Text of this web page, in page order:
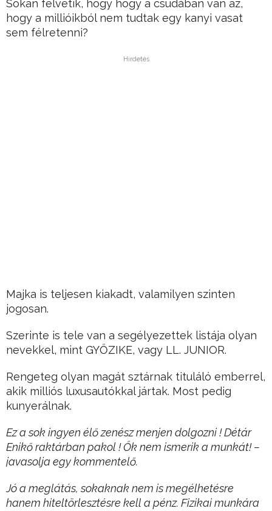
Sokan felvetik, hogy hogy a csudában van az,
hogy a millióikból nem tudtak egy kanyi vasat
sem félretenni?
Hirdetés
Majka is teljesen kiakadt, valamilyen szinten
jogosan.
Szerinte is tele van a segélyezettek listája olyan
nevekkel, mint GYŐZIKE, vagy LL. JUNIOR.
Rengeteg olyan magát sztárnak tituláló emberrel,
akik milliós luxusautókkal jártak. Most pedig
kunyerálnak.
Ez a sok ingyen élő zenész menjen dolgozni ! Détár
Enikő raktárban pakol ! Ők nem ismerik a munkát! –
javasolja egy kommentelő.
Jó a meglátás, sokaknak nem is megélhetésre
hanem hiteltörlesztésre kell a pénz. Fizikai munkára